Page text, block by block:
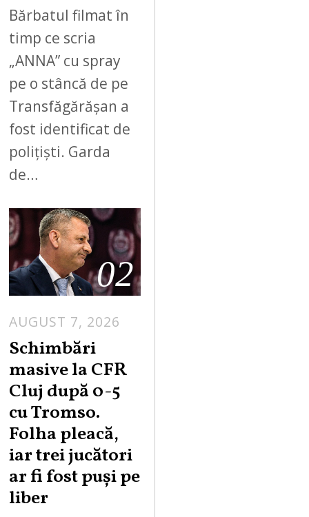
Bărbatul filmat în
timp ce scria
„ANNA” cu spray
pe o stâncă de pe
Transfăgărășan a
fost identificat de
polițiști. Garda
de…
02
AUGUST 7, 2026
Schimbări
masive la CFR
Cluj după 0-5
cu Tromso.
Folha pleacă,
iar trei jucători
ar fi fost puși pe
liber